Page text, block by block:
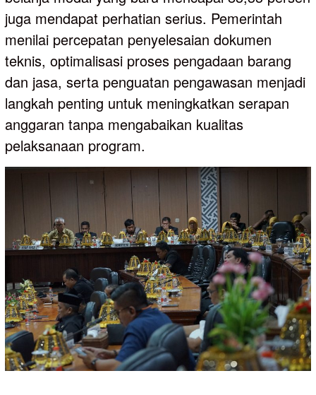
juga mendapat perhatian serius. Pemerintah
menilai percepatan penyelesaian dokumen
teknis, optimalisasi proses pengadaan barang
dan jasa, serta penguatan pengawasan menjadi
langkah penting untuk meningkatkan serapan
anggaran tanpa mengabaikan kualitas
pelaksanaan program.